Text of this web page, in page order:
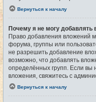
Вернуться к началу
Почему я не могу добавлять
Право добавления вложений
форума, группы или
не разрешить добавление
возможно, что добавлять
определённых групп. Если вы
вложения, свяжитесь с
Вернуться к началу